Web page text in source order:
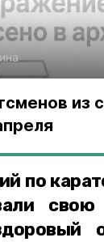
из
по
свою